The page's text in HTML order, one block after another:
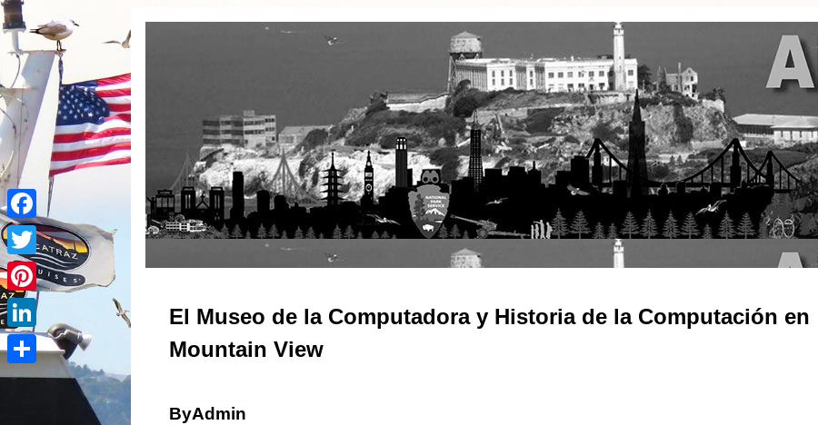
El Museo de la Computadora y Historia de la Computación en
Mountain View
ByAdmin
Facebook
Twitter
Pinterest
LinkedIn
Share